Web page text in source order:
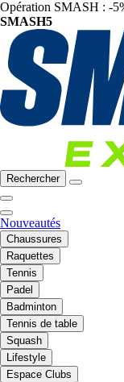
Opération SMASH : -
SMASH5
Rechercher
Nouveautés
Chaussures
Raquettes
Tennis
Padel
Badminton
Tennis de table
Squash
Lifestyle
Espace Clubs